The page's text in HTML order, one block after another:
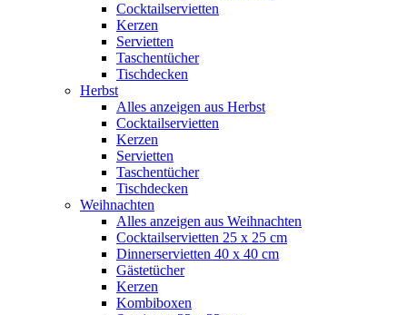
Cocktailservietten
Kerzen
Servietten
Taschentücher
Tischdecken
Herbst
Alles anzeigen aus Herbst
Cocktailservietten
Kerzen
Servietten
Taschentücher
Tischdecken
Weihnachten
Alles anzeigen aus Weihnachten
Cocktailservietten 25 x 25 cm
Dinnerservietten 40 x 40 cm
Gästetücher
Kerzen
Kombiboxen